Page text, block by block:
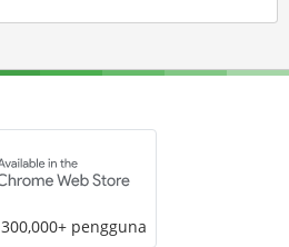
300,000+ pengguna